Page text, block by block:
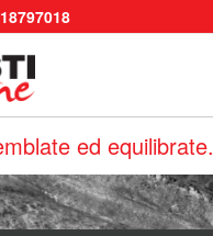
ed equilibrate.